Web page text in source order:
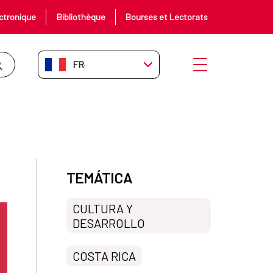
Bibliothèque Bourses et Lectorats
FR-FR Ouvrir le menu
TEMÁTICA
CULTURA Y
DESARROLLO
COSTA RICA